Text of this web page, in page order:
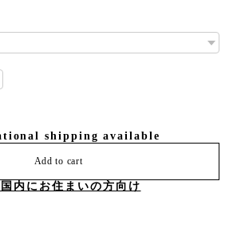
shipping available
Add to cart
国内にお住まいの方向け